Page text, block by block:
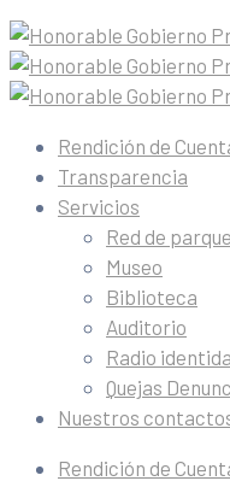
Rendición de
Transparencia
Servicios
Red de
Museo
Biblioteca
Auditorio
Radio
Quejas
Nuestros
Rendición de